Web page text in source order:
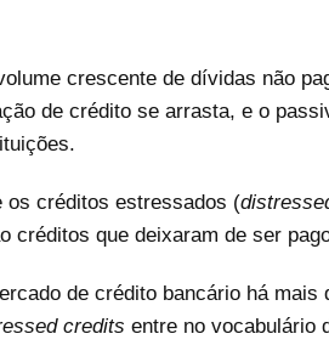
crescente de dívidas não
de crédito se arrasta, e o
os créditos estressados (
créditos que deixaram de ser
de crédito bancário há
credits entre no vocabulário